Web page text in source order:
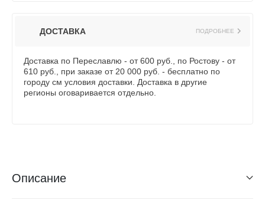
ДОСТАВКА ПОДРОБНЕЕ
Доставка по Переславлю - от 600 руб., по Ростову - от
610 руб., при заказе от 20 000 руб. - бесплатно по
городу см условия доставки. Доставка в другие
регионы оговаривается отдельно.
Описание